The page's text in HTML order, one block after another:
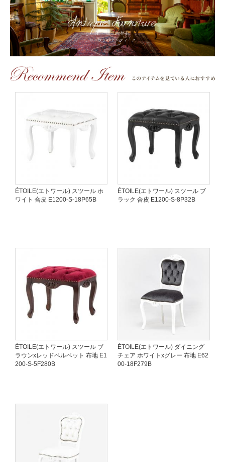
ÉTOILE(エトワール) スツール ホ
ワイト 合皮 E1200-S-18P65B
ÉTOILE(エトワール) スツール ブ
ラック 合皮 E1200-S-8P32B
ÉTOILE(エトワール) スツール ブ
ラウンxレッドベルベット 布地 E1
200-S-5F280B
ÉTOILE(エトワール) ダイニング
チェア ホワイトxグレー 布地 E62
00-18F279B